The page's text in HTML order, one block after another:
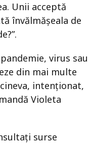
Unii acceptă
învălmășeala de
virus sau
din mai multe
intenționat,
Violeta
surse